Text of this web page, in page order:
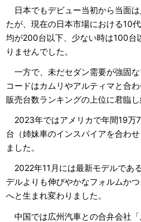
日本でもデビュー当初から当面
たが、現在の日本市場における10
均が200台以下、少ない時は100台
りませんでした。
一方で、未だセダン需要が強固
コードはカムリやアルティマと合
販売台数ランキングの上位に君臨し
2023年ではアメリカで年間19万
台（姉妹車のインスパイアを合わ
ました。
2022年11月には最新モデルであ
デルよりも伸びやかなフォルムか
へと生まれ変わりました。
中国では広州汽車との合弁会社